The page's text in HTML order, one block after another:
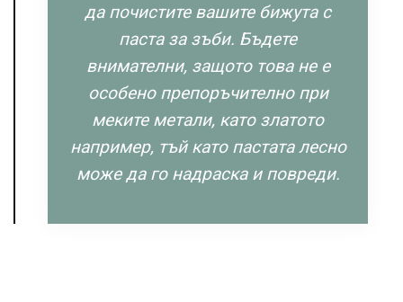
да почистите вашите бижута с
паста за зъби. Бъдете
внимателни, защото това не е
особено препоръчително при
меките метали, като златото
например, тъй като пастата лесно
може да го надраска и повреди.